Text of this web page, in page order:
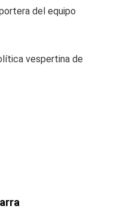
del equipo
vespertina de